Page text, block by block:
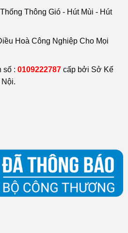
Thông Gió - Hút Mùi - Hút
Hoà Công Nghiệp Cho Mọi
số : 0109222787 cấp bởi Sở Kế